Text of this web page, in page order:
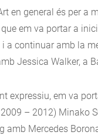
en general és per a
em va portar a
i a continuar amb la
Jessica Walker, a
expressiu, em va
– 2012) Minako
amb Mercedes